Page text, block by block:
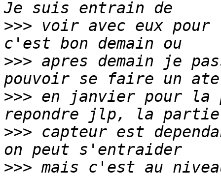
>>> voir avec eux pour
>>> apres demain je
>>> en janvier pour la
>>> capteur est
>>> mais c'est au